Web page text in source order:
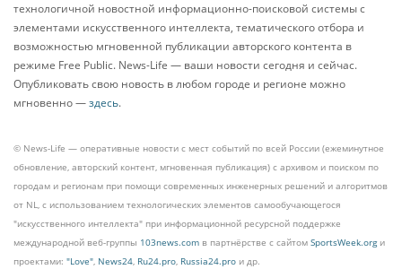
технологичной новостной информационно-поисковой системы с
элементами искусственного интеллекта, тематического отбора и
возможностью мгновенной публикации авторского контента в
режиме Free Public. News-Life — ваши новости сегодня и сейчас.
Опубликовать свою новость в любом городе и регионе можно
мгновенно —здесь.
© News-Life — оперативные новости с мест событий по всей России (ежеминутное
обновление, авторский контент, мгновенная публикация) с архивом и поиском по
городам и регионам при помощи современных инженерных решений и алгоритмов
от NL, с использованием технологических элементов самообучающегося
"искусственного интеллекта" при информационной ресурсной поддержке
международной веб-группы 103news.com в партнёрстве с сайтом SportsWeek.orgи
проектами: "Love", News24, Ru24.pro, Russia24.pro и др.